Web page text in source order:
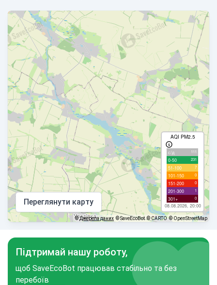
AQI PM2.5
с/д 111
0-50 231
51-100 7
101-150 0
151-200 0
201-300 1
301+ 0
08.08.2026, 20:00
Переглянути карту
©Джерела даних © SaveEcoBot © CARTO © OpenStreetMap
Підтримай нашу роботу,
щоб SaveEcoBot працював стабільно та без
перебоїв